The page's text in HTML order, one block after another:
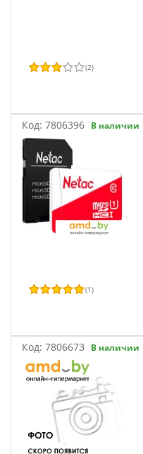
(2)
Код: 7806396 В наличии
(1)
Код: 7806673 В наличии